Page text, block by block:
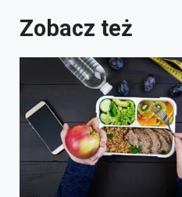
Zobacz też